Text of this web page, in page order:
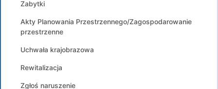
Zabytki
Akty Planowania Przestrzennego/Zagospodarowanie
przestrzenne
Uchwała krajobrazowa
Rewitalizacja
Zgłoś naruszenie